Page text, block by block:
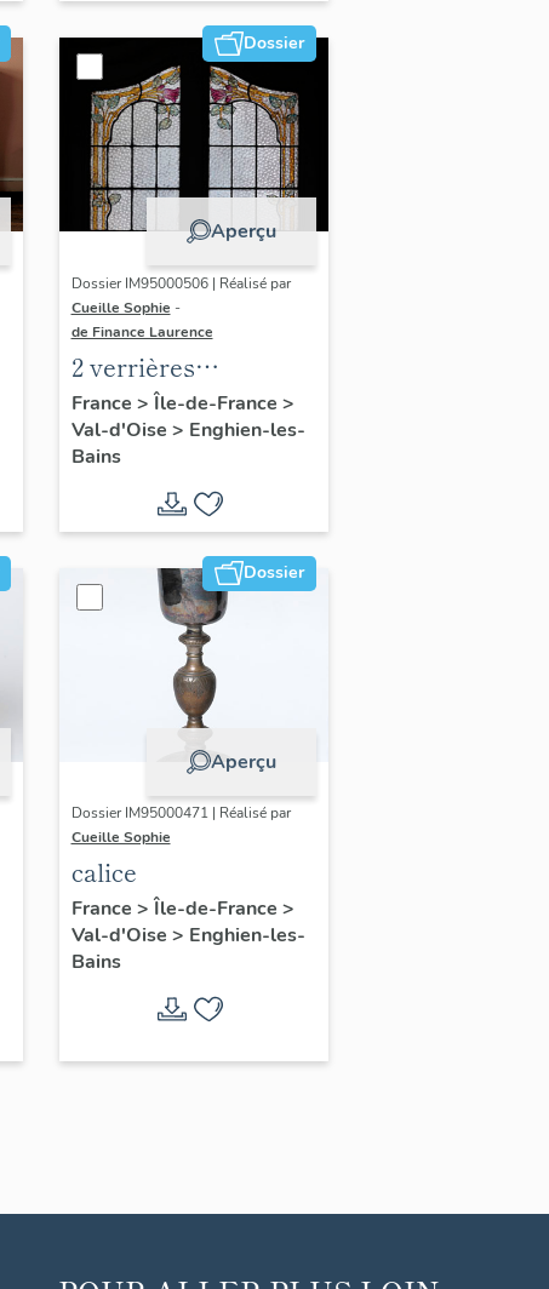
Dossier
Aperçu
Dossier IM95000506 | Réalisé par
Cueille Sophie -
de Finance Laurence
2 verrières
décoratives
France > Île-de-France >
Val-d'Oise > Enghien-les-
Bains
Dossier
Aperçu
Dossier IM95000471 | Réalisé par
Cueille Sophie
calice
France > Île-de-France >
Val-d'Oise > Enghien-les-
Bains